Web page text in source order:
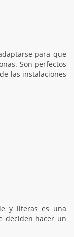
para que
Son perfectos
las instalaciones
y literas es una
deciden hacer un